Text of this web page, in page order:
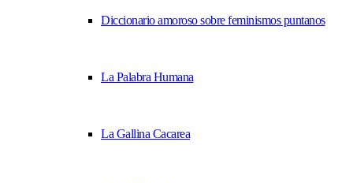
Diccionario amoroso sobre feminismos puntanos
La Palabra Humana
La Gallina Cacarea